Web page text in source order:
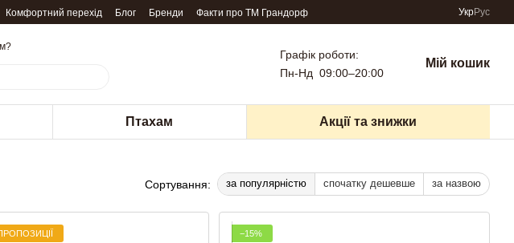
Комфортний перехід Блог Бренди Факти про TM Грандорф УкрРус
Графік роботи:
Пн-Нд 09:00–20:00
Мій кошик
Птахам Акції та знижки
Сортування: за популярністю спочатку дешевше за назвою
−15%